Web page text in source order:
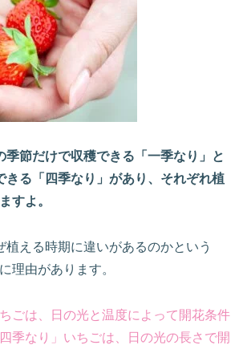
季節だけで収穫できる「一季なり」と
きる「四季なり」があり、それぞれ植
すよ。
植える時期に違いがあるのかという
理由があります。
ごは、日の光と温度によって開花条件
季なり」いちごは、日の光の長さで開